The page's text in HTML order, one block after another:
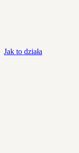
Jak to działa